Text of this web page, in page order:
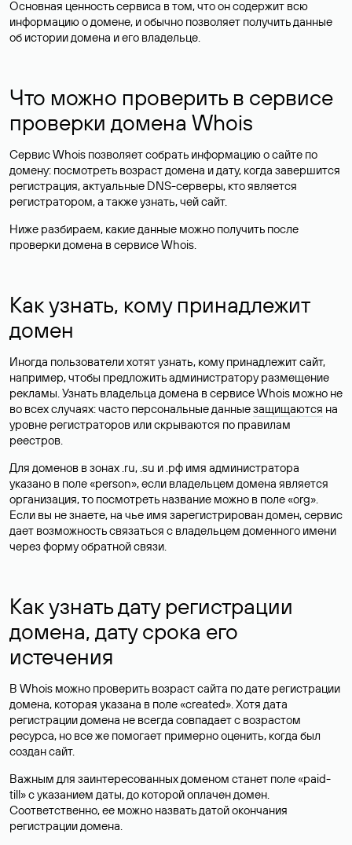
Основная ценность сервиса в том, что он содержит всю
информацию о домене, и обычно позволяет получить данные
об истории домена и его владельце.
Что можно проверить в сервисе
проверки домена Whois
Сервис Whois позволяет собрать информацию о сайте по
домену: посмотреть возраст домена и дату, когда завершится
регистрация, актуальные DNS-серверы, кто является
регистратором, а также узнать, чей сайт.
Ниже разбираем, какие данные можно получить после
проверки домена в сервисе Whois.
Как узнать, кому принадлежит
домен
Иногда пользователи хотят узнать, кому принадлежит сайт,
например, чтобы предложить администратору размещение
рекламы. Узнать владельца домена в сервисе Whois можно не
во всех случаях: часто персональные данныезащищаются на
уровне регистраторов или скрываются по правилам
реестров.
Для доменов в зонах .ru, .su и .рф имя администратора
указано в поле «person», если владельцем домена является
организация, то посмотреть название можно в поле «org».
Если вы не знаете, на чье имя зарегистрирован домен, сервис
дает возможность связаться с владельцем доменного имени
через форму обратной связи.
Как узнать дату регистрации
домена, дату срока его
истечения
В Whois можно проверить возраст сайта по дате регистрации
домена, которая указана в поле «created». Хотя дата
регистрации домена не всегда совпадает с возрастом
ресурса, но все же помогает примерно оценить, когда был
создан сайт.
Важным для заинтересованных доменом станет поле «paid-
till» с указанием даты, до которой оплачен домен.
Соответственно, ее можно назвать датой окончания
регистрации домена.